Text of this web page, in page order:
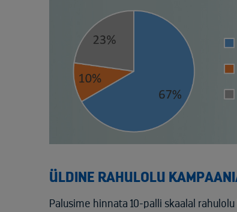
ÜLDINE RAHULOLU
Palusime hinnata 10-palli skaalal